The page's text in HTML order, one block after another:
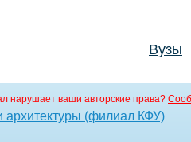
Вузы
нарушает ваши авторские права?
архитектуры (филиал КФУ)